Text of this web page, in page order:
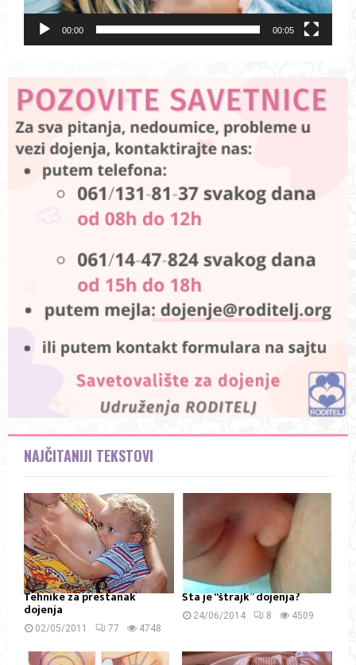
00:00 00:05
NAJČITANIJI TEKSTOVI
Tehnike za prestanak
dojenja
02/05/2011 77 4748
Šta je “štrajk” dojenja?
24/06/2014 8 4509